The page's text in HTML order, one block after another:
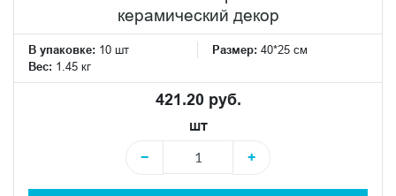
керамический декор
В упаковке: 10 шт Размер: 40*25 см
Вес: 1.45 кг
421.20 руб.
шт
−
+